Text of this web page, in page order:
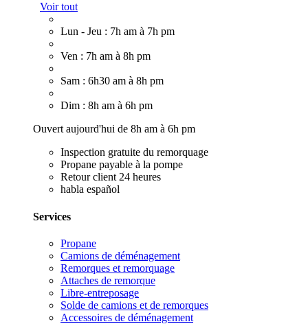
Voir tout
Lun - Jeu : 7h am à 7h pm
Ven : 7h am à 8h pm
Sam : 6h30 am à 8h pm
Dim : 8h am à 6h pm
Ouvert aujourd'hui de 8h am à 6h pm
Inspection gratuite du remorquage
Propane payable à la pompe
Retour client 24 heures
habla español
Services
Propane
Camions de déménagement
Remorques et remorquage
Attaches de remorque
Libre-entreposage
Solde de camions et de remorques
Accessoires de déménagement